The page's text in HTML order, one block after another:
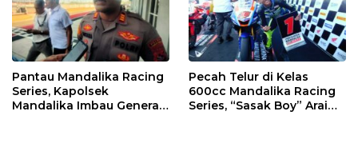
Pantau Mandalika Racing
Series, Kapolsek
Mandalika Imbau Generasi
Pecah Telur di Kelas
600cc Mandalika Racing
Series, “Sasak Boy” Arai